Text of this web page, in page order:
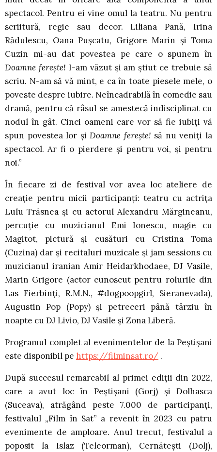
spectacol. Pentru ei vine omul la teatru. Nu pentru
scriitură, regie sau decor. Liliana Pană, Irina
Rădulescu, Oana Pușcatu, Grigore Marin și Toma
Cuzin mi-au dat povestea pe care o spunem în
Doamne ferește! I-am văzut și am știut ce trebuie să
scriu. N-am să vă mint, e ca în toate piesele mele, o
poveste despre iubire. Neîncadrabilă în comedie sau
dramă, pentru că râsul se amestecă indisciplinat cu
nodul în gât. Cinci oameni care vor să fie iubiți vă
spun povestea lor șiDoamne ferește! să nu veniți la
spectacol. Ar fi o pierdere și pentru voi, și pentru
noi.”
În fiecare zi de festival vor avea loc ateliere de
creație pentru micii participanți: teatru cu actrița
Lulu Trăsnea și cu actorul Alexandru Mărgineanu,
percuție cu muzicianul Emi Ionescu, magie cu
Magitot, pictură și cusături cu Cristina Toma
(Cuzina) dar și recitaluri muzicale și jam sessions cu
muzicianul iranian Amir Heidarkhodaee, DJ Vasile,
Marin Grigore (actor cunoscut pentru rolurile din
Las Fierbinți, R.M.N., #dogpoopgirl, Sieranevada),
Augustin Pop (Popy) și petreceri până târziu în
noapte cu DJ Livio, DJ Vasile și Zona Liberă.
Programul complet al evenimentelor de la Peștișani
este disponibil pe https://filminsat.ro/ .
După succesul remarcabil al primei ediții din 2022,
care a avut loc în Peștișani (Gorj) și Dolhasca
(Suceava), atrăgând peste 7.000 de participanți,
festivalul „Film în Sat” a revenit în 2023 cu patru
evenimente de amploare. Anul trecut, festivalul a
poposit la Islaz (Teleorman), Cernătești (Dolj),